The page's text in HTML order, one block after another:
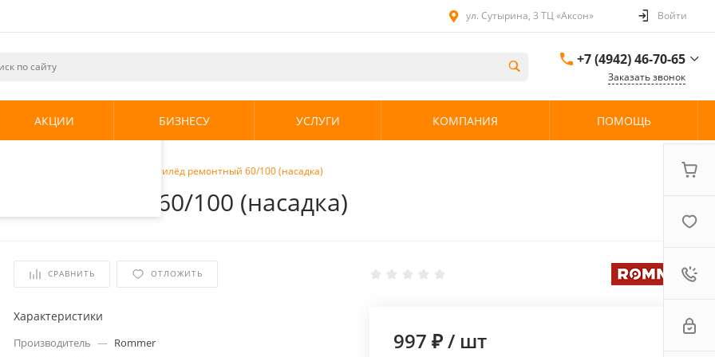
и
использования.
.
ул. Сутырина, 3 ТЦ «Аксон» Войти
+7 (4942) 46-70-65
ул. Сутырина, 3 ТЦ
Заказать звонок
АКЦИИ БИЗНЕСУ УСЛУГИ КОМПАНИЯ ПОМОЩЬ
Rommer Наконечник Антилёд ремонтный 60/100 (насадка)
ремонтный 60/100 (насадка)
СРАВНИТЬ ОТЛОЖИТЬ
Характеристики
Производитель — Rommer
997 ₽/ шт